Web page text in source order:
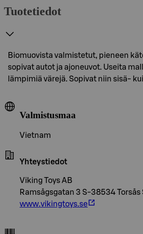
Tuotetiedot
Biomuovista valmistetut, pieneen
sopivat autot ja ajoneuvot. Useita
lämpimiä värejä. Sopivat niin sisä-
Valmistusmaa
Vietnam
Yhteystiedot
Viking Toys AB
Ramsågsgatan 3 S-38534 Torsås
www.vikingtoys.se